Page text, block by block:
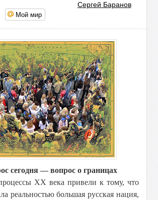
Сергей Баранов
Мой мир
сегодня — вопрос о границах
XX века привели к тому, что
реальностью большая русская нация,